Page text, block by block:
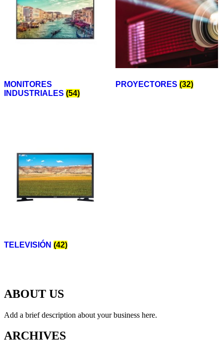
MONITORES
INDUSTRIALES (54)
PROYECTORES (32)
TELEVISIÓN (42)
ABOUT US
Add a brief description about your business here.
ARCHIVES